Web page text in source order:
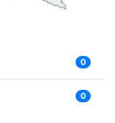
0
0